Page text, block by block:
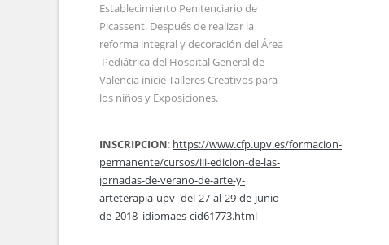
Establecimiento Penitenciario de
Picassent. Después de realizar la
reforma integral y decoración del Área
Pediátrica del Hospital General de
Valencia inicié Talleres Creativos para
los niños y Exposiciones.
INSCRIPCION: https://www.cfp.upv.es/formacion-
permanente/cursos/iii-edicion-de-las-
jornadas-de-verano-de-arte-y-
arteterapia-upv–del-27-al-29-de-junio-
de-2018_idiomaes-cid61773.html